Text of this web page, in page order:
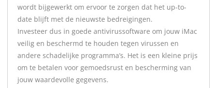
wordt bijgewerkt om ervoor te zorgen dat het up-to-
date blijft met de nieuwste bedreigingen.
Investeer dus in goede antivirussoftware om jouw iMac
veilig en beschermd te houden tegen virussen en
andere schadelijke programma’s. Het is een kleine prijs
om te betalen voor gemoedsrust en bescherming van
jouw waardevolle gegevens.